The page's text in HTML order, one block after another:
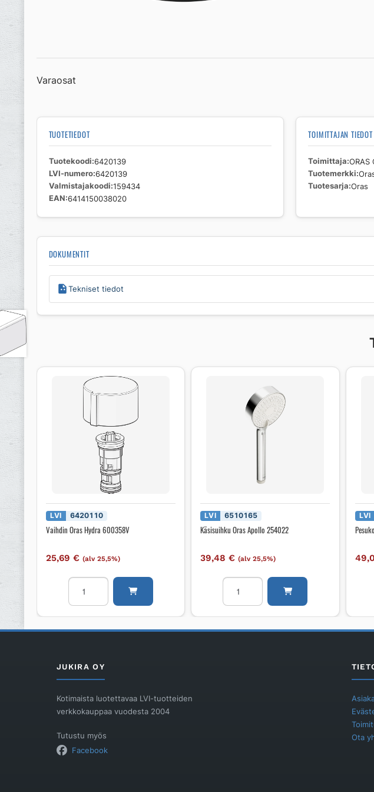
Varaosat
TUOTETIEDOT
Tuotekoodi 6420139
LVI-numero 6420139
Valmistajakoodi 159434
EAN 6414150038020
TOIMITTAJAN TIEDOT
Toimittaja ORAS
Tuotemerkki
Tuotesarja Oras
DOKUMENTIT
Tekniset tiedot
LVI 6420110
Vaihdin Oras Hydra 600358V
25,69€ (alv 25,5%)
Vaihdin
Oras
Hydra
määrä
LVI 6510165
Käsisuihku Oras Apollo 254022
39,48€ (alv 25,5%)
Käsisuihku
Oras
Apollo
määrä
LVI
JUKIRA OY
Kotimaista luotettavaa LVI-tuotteiden
verkkokauppaa vuodesta 2004
Tutustu myös
Facebook
Ota